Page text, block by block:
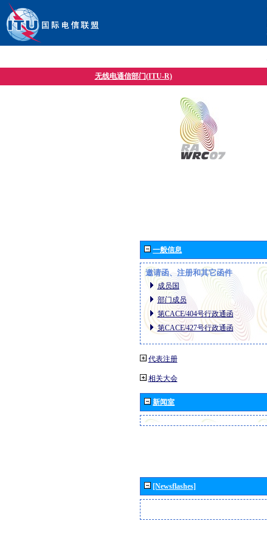
无线电通信部门(ITU-R)
一般信息
邀请函、注册和其它函件
成员国
部门成员
第CACE/404号行政通函
第CACE/427号行政通函
代表注册
相关大会
新闻室
[Newsflashes]